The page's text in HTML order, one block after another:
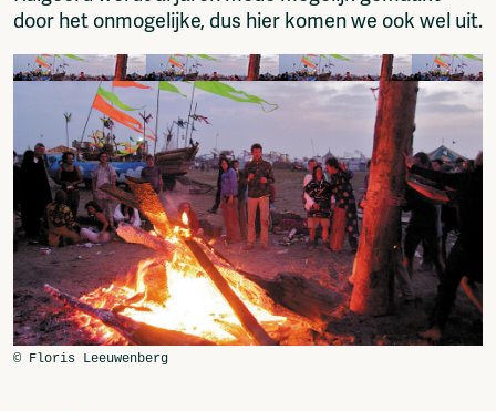
door het onmogelijke, dus hier komen we ook wel uit.